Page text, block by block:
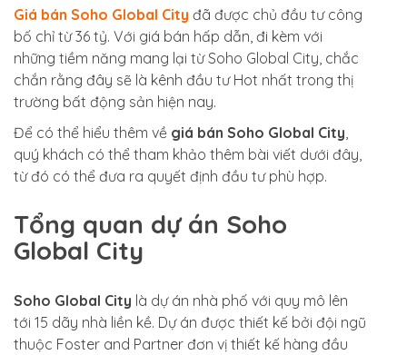
Giá bán Soho Global City đã được chủ đầu tư công
bố chỉ từ 36 tỷ. Với giá bán hấp dẫn, đi kèm với
những tiềm năng mang lại từ Soho Global City, chắc
chắn rằng đây sẽ là kênh đầu tư Hot nhất trong thị
trường bất động sản hiện nay.
Để có thể hiểu thêm về giá bán Soho Global City,
quý khách có thể tham khảo thêm bài viết dưới đây,
từ đó có thể đưa ra quyết định đầu tư phù hợp.
Tổng quan dự án Soho
Global City
Soho Global City là dự án nhà phố với quy mô lên
tới 15 dãy nhà liền kề. Dự án được thiết kế bởi đội ngũ
thuộc Foster and Partner đơn vị thiết kế hàng đầu